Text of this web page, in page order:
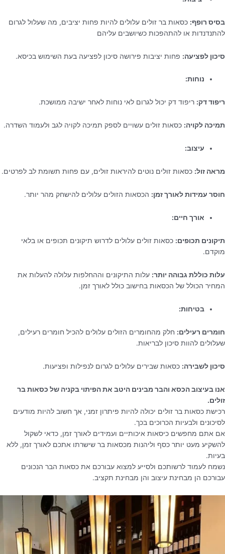
בסיס רופף: כסאות בר זולים עלולים להיות פחות יציבים, מה שעלול לגרום
להתנדנדות או להתהפכות כשיושבים עליהם
סיכון לפציעה: פחות יציבות פירושה סיכון לפציעה בעת השימוש בכיסא.
נוחות:
ריפוד דק: ריפוד דק יכול לגרום לאי נוחות לאחר ישיבה ממושכת.
תמיכה לקויה: כסאות זולים עשויים לספק תמיכה לקויה לגב ולעמוד השדרה.
עיצוב:
מראה זול: כסאות זולים נוטים להיראות זולים, עם פחות תשומת לב לפרטים.
חוסר עמידות לאורך זמן: הכסאות הזולים עלולים להישחק מהר יותר.
אורך חיים:
תיקונים תכופים: כסאות זולים עלולים לדרוש תיקונים תכופים או בלאי
מוקדם.
עלות כוללת גבוהה יותר: עלות התיקונים וההחלפות עלולה להעלות את
המחיר הכולל של הכסאות בחישוב כולל לאורך זמן.
בטיחות:
חומרים רעילים: חלק מהחומרים הזולים עלולים להכיל חומרים רעילים,
שעלולים להוות סיכון לבריאות.
סיכון לשבירה: כסאות שבירים עלולים לגרום לנפילות ופציעות.
אנו בעיצוב הכסא והבר מבינים היטב את הפיתוי בקניה של כסאות בר
זולים.
רכישת כסאות בר זולים יכולה להיות פיתרון זמני, אך חשוב להיות מודעים
לסיכונים ולבעיות הכרוכים בכך.
אם אתם מחפשים כיסאות איכותיים ועמידים לאורך זמן, כדאי לשקול
להשקיע מעט יותר כסף וליהנות מכסאות בר שישרתו אתכם לאורך זמן, ללא
בעיות.
נשמח לעמוד לרשותכם ולסייע למצוא עבורכם את כסאות הבר הנכונים
עבורכם הן מבחינת עיצוב והן מבחינת תקציב.